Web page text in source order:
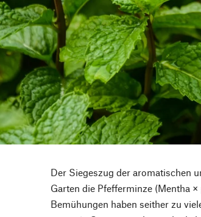
Der Siegeszug der aromatischen
Garten die Pfefferminze (Mentha
Bemühungen haben seither zu